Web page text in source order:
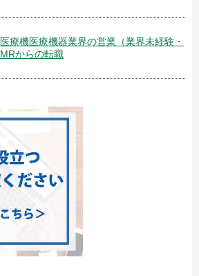
医療機医療機器業界の営業（業界未経験・
MRからの転職